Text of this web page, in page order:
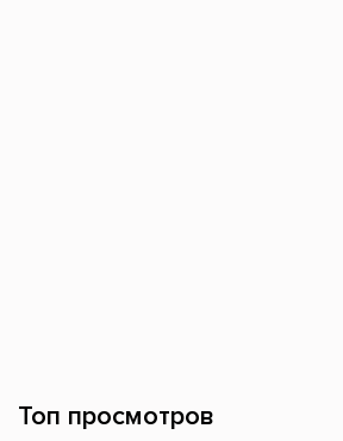
Топ просмотров